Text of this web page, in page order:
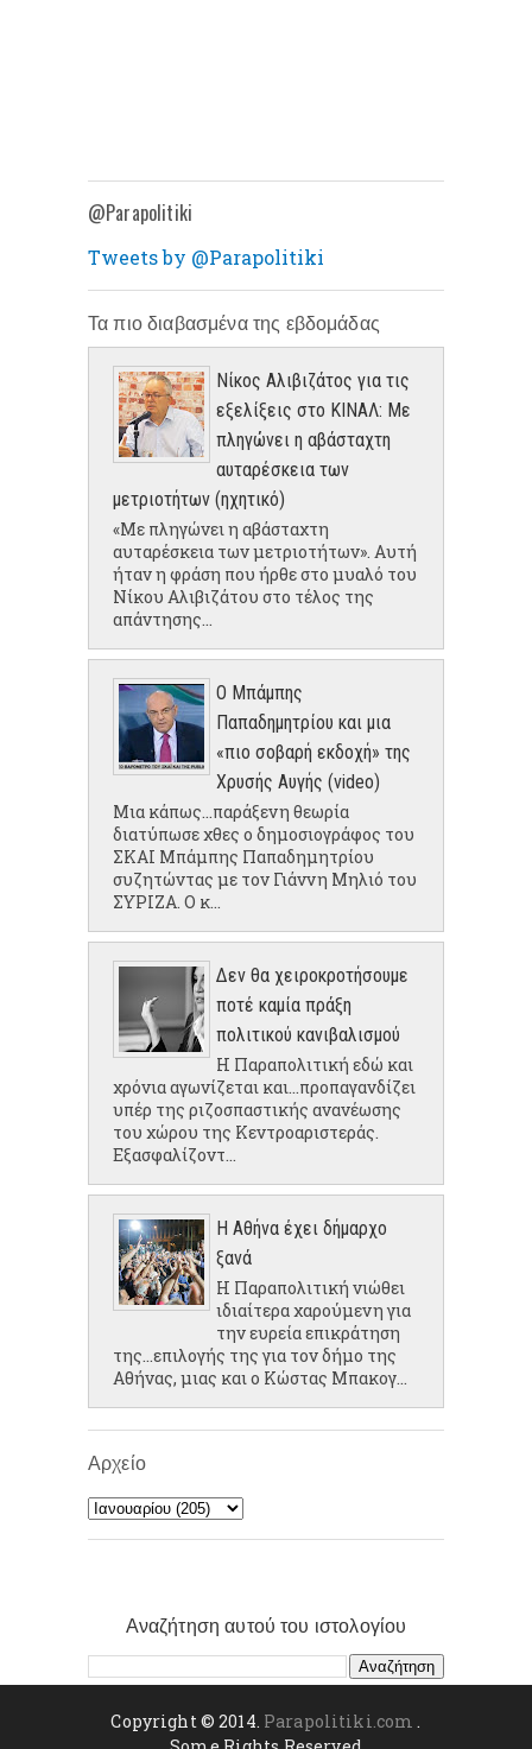
@Parapolitiki
Tweets by @Parapolitiki
Τα πιο διαβασμένα της εβδομάδας
Νίκος Αλιβιζάτος για τις
εξελίξεις στο ΚΙΝΑΛ: Με
πληγώνει η αβάσταχτη
αυταρέσκεια των
μετριοτήτων (ηχητικό)
«Με πληγώνει η αβάσταχτη
αυταρέσκεια των μετριοτήτων». Αυτή
ήταν η φράση που ήρθε στο μυαλό του
Νίκου Αλιβιζάτου στο τέλος της
απάντησης...
Ο Μπάμπης
Παπαδημητρίου και μια
«πιο σοβαρή εκδοχή» της
Χρυσής Αυγής (video)
Μια κάπως...παράξενη θεωρία
διατύπωσε χθες ο δημοσιογράφος του
ΣΚΑΙ Μπάμπης Παπαδημητρίου
συζητώντας με τον Γιάννη Μηλιό του
ΣΥΡΙΖΑ. Ο κ...
Δεν θα χειροκροτήσουμε
ποτέ καμία πράξη
πολιτικού κανιβαλισμού
Η Παραπολιτική εδώ και
χρόνια αγωνίζεται και...προπαγανδίζει
υπέρ της ριζοσπαστικής ανανέωσης
του χώρου της Κεντροαριστεράς.
Εξασφαλίζοντ...
Η Αθήνα έχει δήμαρχο
ξανά
Η Παραπολιτική νιώθει
ιδιαίτερα χαρούμενη για
την ευρεία επικράτηση
της...επιλογής της για τον δήμο της
Αθήνας, μιας και ο Κώστας Μπακογ...
Αρχείο
Αναζήτηση αυτού του ιστολογίου
Copyright © 2014. Parapolitiki.com .